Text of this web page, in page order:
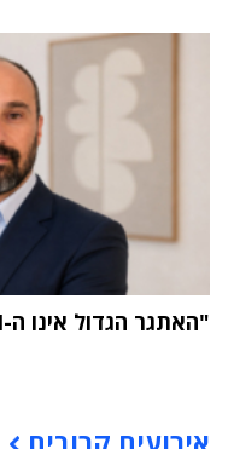
"האתגר הגדול אינו ה-AI אלא הטמעתה בארגון"
אירועים קרובים